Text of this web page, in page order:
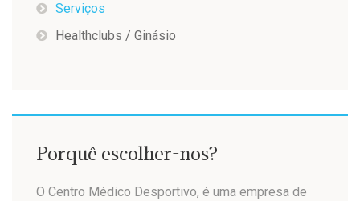
Serviços
Healthclubs / Ginásio
Porquê escolher-nos?
O Centro Médico Desportivo, é uma empresa de